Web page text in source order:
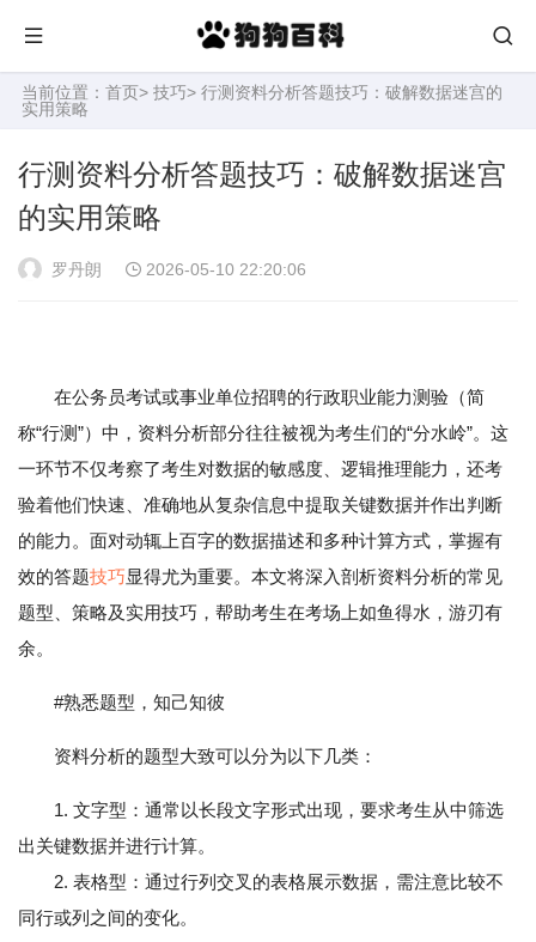
当前位置： 首页> 技巧> 行测资料分析答题技巧：破解数据迷宫的
实用策略
行测资料分析答题技巧：破解数据迷宫
的实用策略
罗丹朗 2026-05-10 22:20:06
在公务员考试或事业单位招聘的行政职业能力测验（简
称“行测”）中，资料分析部分往往被视为考生们的“分水岭”。这
一环节不仅考察了考生对数据的敏感度、逻辑推理能力，还考
验着他们快速、准确地从复杂信息中提取关键数据并作出判断
的能力。面对动辄上百字的数据描述和多种计算方式，掌握有
效的答题技巧显得尤为重要。本文将深入剖析资料分析的常见
题型、策略及实用技巧，帮助考生在考场上如鱼得水，游刃有
余。
#熟悉题型，知己知彼
资料分析的题型大致可以分为以下几类：
1. 文字型：通常以长段文字形式出现，要求考生从中筛选
出关键数据并进行计算。
2. 表格型：通过行列交叉的表格展示数据，需注意比较不
同行或列之间的变化。